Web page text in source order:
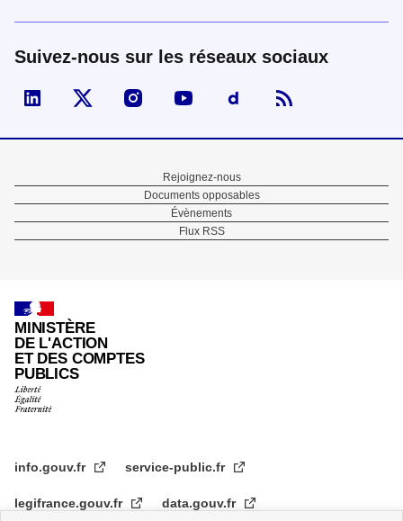
Suivez-nous sur les réseaux sociaux
Visiter la page Linked In de fonction publique
Visiter la page X de fonction publique
Visiter la page Instagram de fonction
Visiter la page You Tube de
Visiter la page
Pied
de
Rejoignez-nous
Documents opposables
Évènements
Flux RSS
MINISTÈRE
DE L'ACTION
ET DES COMPTES
PUBLICS
info.gouv.fr service-public.fr
legifrance.gouv.fr data.gouv.fr